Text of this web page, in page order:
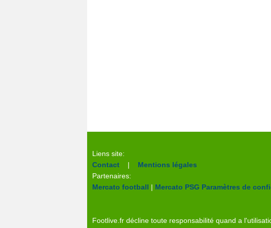
Liens site:
Contact | Mentions légales
Partenaires:
Mercato football | Mercato PSG Paramètres de
Footlive.fr décline toute responsabilité quand a